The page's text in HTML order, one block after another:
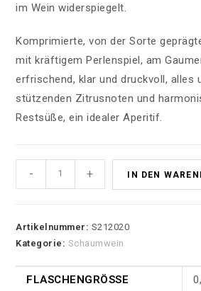
im Wein widerspiegelt.
Komprimierte, von der Sorte
mit kräftigem Perlenspiel, am
erfrischend, klar und druckvoll, alles
stützenden Zitrusnoten und
Restsüße, ein idealer Aperitif.
- + IN DEN
Artikelnummer: S212020
Kategorie: Schaumwein
FLASCHENGRÖSSE